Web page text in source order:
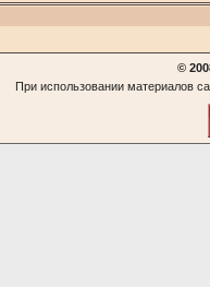
©
При использовании материалов